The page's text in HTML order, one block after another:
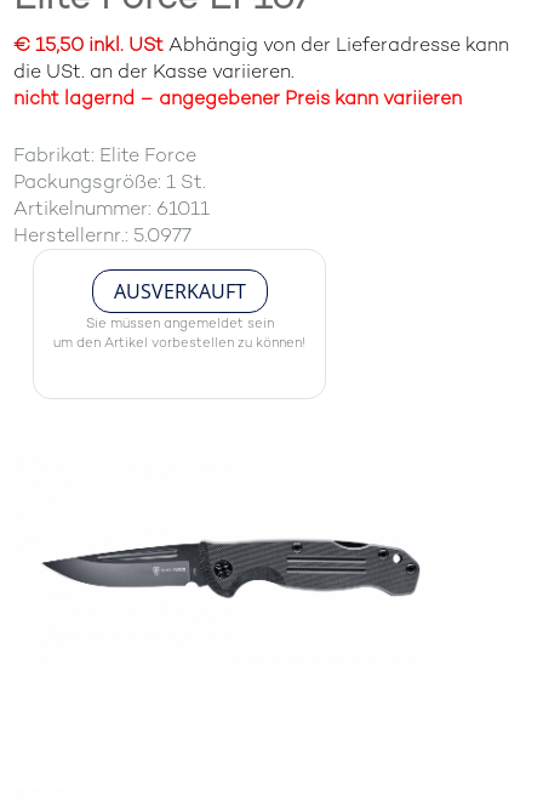
€ 15,50 inkl. UStAbhängig von der Lieferadresse kann
die USt. an der Kasse variieren.
nicht lagernd – angegebener Preis kann variieren
Fabrikat: Elite Force
Packungsgröße: 1 St.
Artikelnummer: 61011
Herstellernr.: 5.0977
AUSVERKAUFT
Sie müssen angemeldet sein
um den Artikel vorbestellen zu können!